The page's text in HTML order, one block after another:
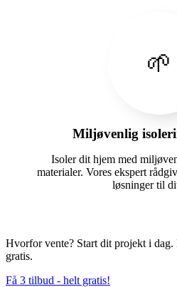
🌱
Miljøvenlig
Isoler dit hjem med
materialer. Vores ekspert
løsninger til
Hvorfor vente? Start dit projekt i
gratis.
Få 3 tilbud - helt gratis!